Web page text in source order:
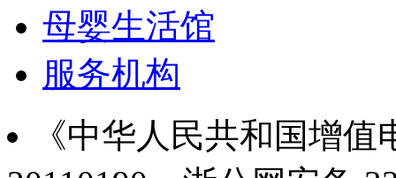
母婴生活馆
服务机构
《中华人民共和国增